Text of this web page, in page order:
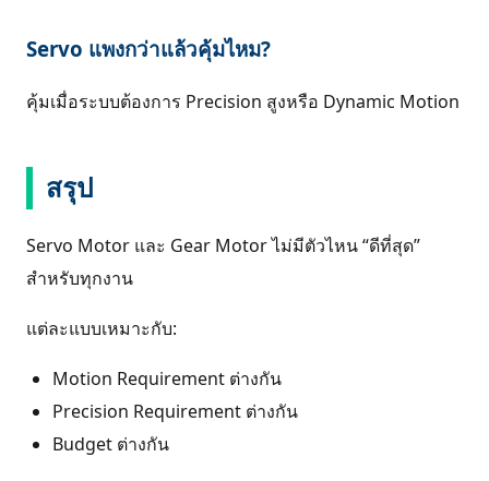
Servo แพงกว่าแล้วคุ้มไหม?
คุ้มเมื่อระบบต้องการ Precision สูงหรือ Dynamic Motion
สรุป
Servo Motor และ Gear Motor ไม่มีตัวไหน “ดีที่สุด”
สำหรับทุกงาน
แต่ละแบบเหมาะกับ:
Motion Requirement ต่างกัน
Precision Requirement ต่างกัน
Budget ต่างกัน